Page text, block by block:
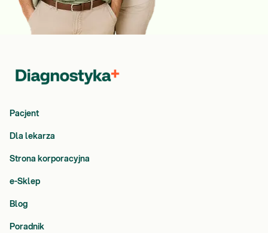
Pacjent
Dla lekarza
Strona korporacyjna
e-Sklep
Blog
Poradnik